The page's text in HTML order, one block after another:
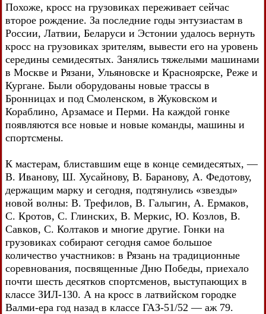
Похоже, кросс на грузовиках переживает сейчас
второе рождение. За последние годы энтузиастам в
России, Латвии, Беларуси и Эстонии удалось вернуть
кросс на грузовиках зрителям, вывести его на уровень
середины семидесятых. Занялись тяжелыми машинами
в Москве и Рязани, Ульяновске и Красноярске, Реже и
Кургане. Были оборудованы новые трассы в
Бронницах и под Смоленском, в Жуковском и
Кораблино, Арзамасе и Перми. На каждой гонке
появляются все новые и новые команды, машины и
спортсмены.
К мастерам, блиставшим еще в конце семидесятых, —
В. Иванову, Ш. Хусайнову, В. Баранову, A. Федотову,
держащим марку и сегодня, подтянулись «звезды»
новой волны: В. Трефилов, В. Галыгин, А. Ермаков,
С. Кротов, С. Глинских, В. Меркис, Ю. Козлов, B.
Савков, С. Колтаков и многие другие. Гонки на
грузовиках собирают сегодня самое большое
количество участников: в Рязань на традиционные
соревнования, посвященные Дню Победы, приехало
почти шесть десятков спортсменов, выступающих в
классе ЗИЛ-130. А на кросс в латвийском городке
Валми-ера год назад в классе ГАЗ-51/52 — аж 79.